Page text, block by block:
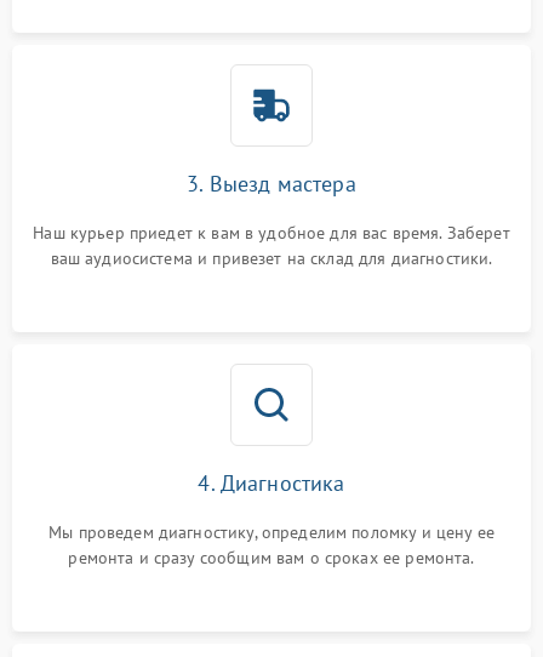
3. Выезд мастера
Наш курьер приедет к вам в удобное для вас время. Заберет
ваш аудиосистема и привезет на склад для диагностики.
4. Диагностика
Мы проведем диагностику, определим поломку и цену ее
ремонта и сразу сообщим вам о сроках ее ремонта.